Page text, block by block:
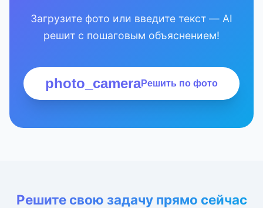
Загрузите фото или введите текст — AI
решит с пошаговым объяснением!
photo_cameraРешить по фото
Решите свою задачу прямо сейчас